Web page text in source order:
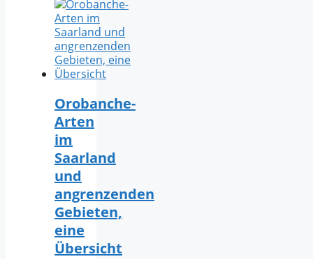
Orobanche-
Arten
im
Saarland
und
angrenzenden
Gebieten,
eine
Übersicht